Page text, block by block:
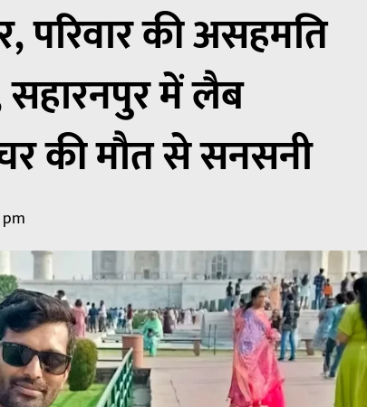
परिवार की असहमति
में लैब
की मौत से सनसनी